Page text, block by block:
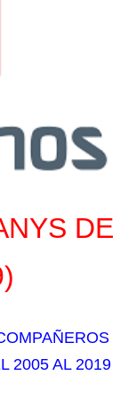
DE
2005 AL 2019